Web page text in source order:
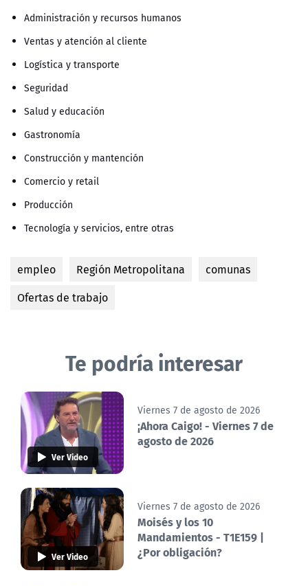
Administración y recursos humanos
Ventas y atención al cliente
Logística y transporte
Seguridad
Salud y educación
Gastronomía
Construcción y mantención
Comercio y retail
Producción
Tecnología y servicios, entre otras
empleo Región Metropolitana
comunas
Ofertas de trabajo
Te podría interesar
Ver Video
Viernes 7 de agosto de 2026
¡Ahora Caigo! - Viernes 7 de
agosto de 2026
Ver Video
Viernes 7 de agosto de 2026
Moisés y los 10
Mandamientos - T1E159 |
¿Por obligación?